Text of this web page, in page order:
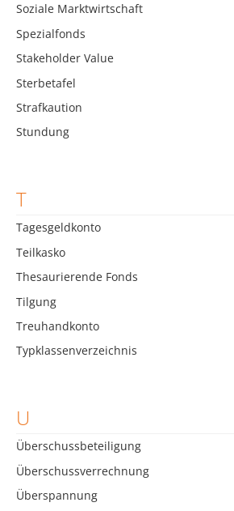
Soziale Marktwirtschaft
Spezialfonds
Stakeholder Value
Sterbetafel
Strafkaution
Stundung
T
Tagesgeldkonto
Teilkasko
Thesaurierende Fonds
Tilgung
Treuhandkonto
Typklassenverzeichnis
U
Überschussbeteiligung
Überschussverrechnung
Überspannung